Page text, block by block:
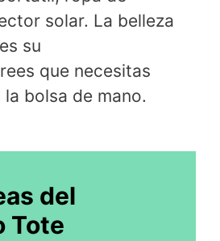
solar. La belleza
su
que necesitas
bolsa de mano.
del
Tote